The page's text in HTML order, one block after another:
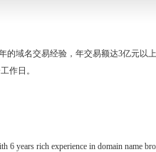
的域名交易经验，年交易额达3亿元以
作日。
years rich experience in domain name